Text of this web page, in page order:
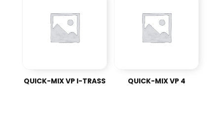
QUICK-MIX VP I-TRASS QUICK-MIX VP 4